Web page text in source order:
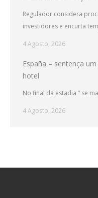
Regulador considera
investidores e encurta
4 Agosto, 2026
España – sentença
hotel
No final da estadia ” se
4 Agosto, 2026